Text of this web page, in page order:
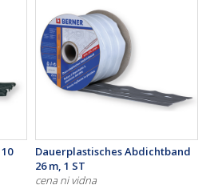
Dauerplastisches Abdichtband
26 m, 1 ST
cena ni vidna